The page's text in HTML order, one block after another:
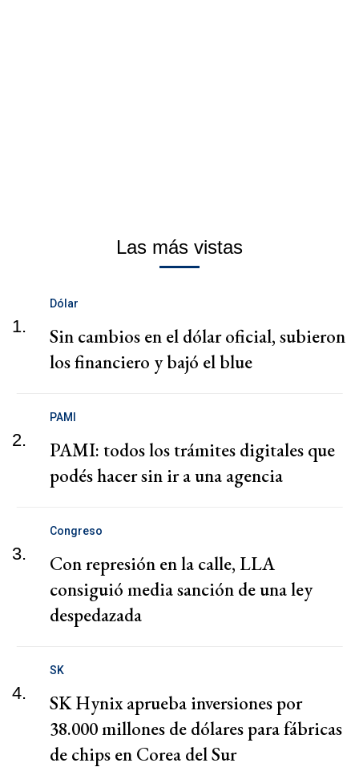
Las más vistas
1.
Dólar
Sin cambios en el dólar oficial, subieron
los financiero y bajó el blue
2.
PAMI
PAMI: todos los trámites digitales que
podés hacer sin ir a una agencia
3.
Congreso
Con represión en la calle, LLA
consiguió media sanción de una ley
despedazada
4.
SK
SK Hynix aprueba inversiones por
38.000 millones de dólares para fábricas
de chips en Corea del Sur